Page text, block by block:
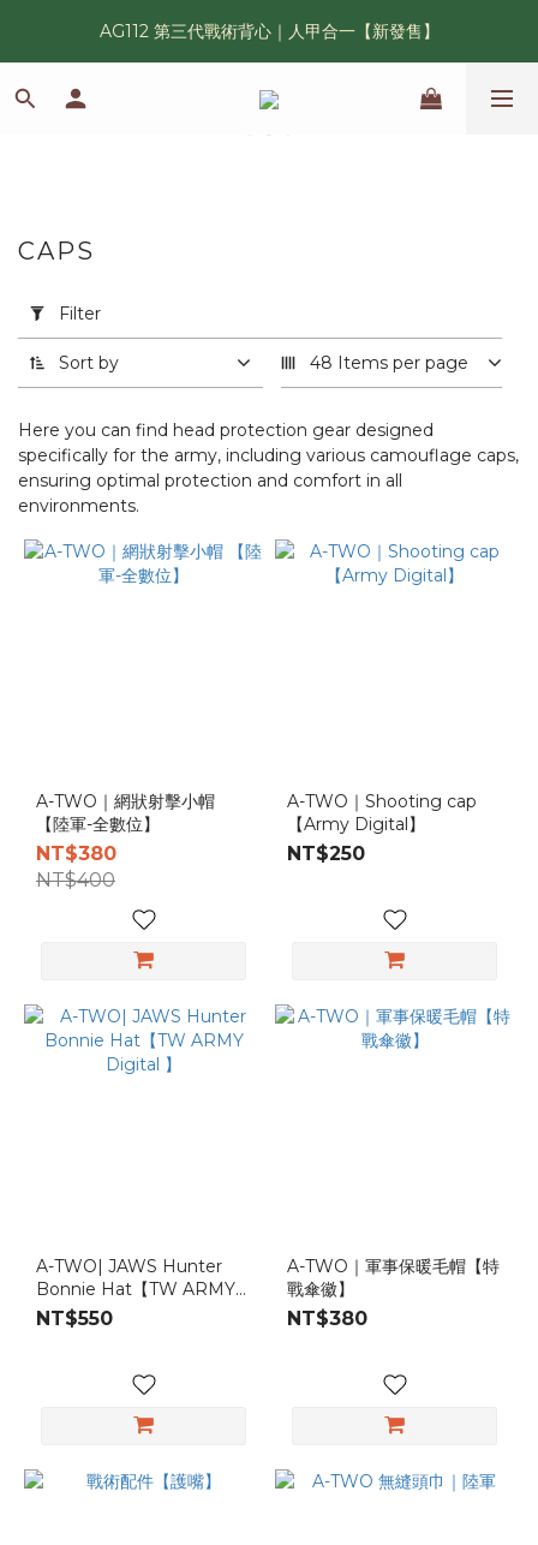
漢光42 傲骨紀念臂章｜滿 6500 贈送一片！
AG112 第三代戰術背心｜人甲合一【新發售】
鯊魚鰭圓邊帽｜高透氣、會呼吸的戰術奔尼帽
Filter
(0/20)
種
Police and
LAW
(1)
CAPS
Filter
Sort by 48 Items per page
Here you can find head protection gear designed
specifically for the army, including various camouflage caps,
ensuring optimal protection and comfort in all
environments.
A-TWO｜網狀射擊小帽
【陸軍-全數位】
NT$380
NT$400
A-TWO｜Shooting cap
【Army Digital】
NT$250
A-TWO| JAWS Hunter
Bonnie Hat【TW ARMY
Digital 】
NT$550
A-TWO｜軍事保暖毛帽【特
戰傘徽】
NT$380